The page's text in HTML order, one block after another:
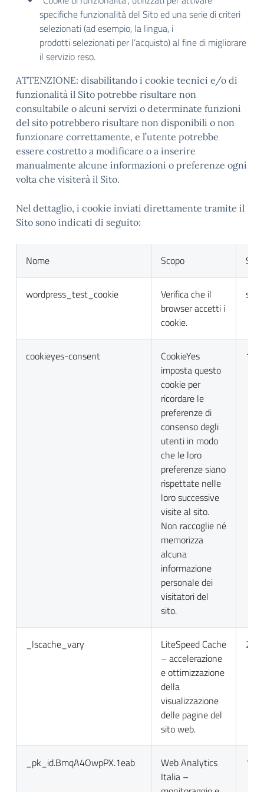
specifiche funzionalità del Sito ed una serie di criteri
selezionati (ad esempio, la lingua, i
prodotti selezionati per l’acquisto) al fine di migliorare
il servizio reso.
ATTENZIONE: disabilitando i cookie tecnici e/o di
funzionalità il Sito potrebbe risultare non
consultabile o alcuni servizi o determinate funzioni
del sito potrebbero risultare non disponibili o non
funzionare correttamente, e l’utente potrebbe
essere costretto a modificare o a inserire
manualmente alcune informazioni o preferenze ogni
volta che visiterà il Sito.
Nel dettaglio, i cookie inviati direttamente tramite il
Sito sono indicati di seguito:
Nome Scopo
wordpress_test_cookie
Verifica che il
browser accetti i
cookie.
cookieyes-consent
CookieYes
imposta questo
cookie per
ricordare le
preferenze di
consenso degli
utenti in modo
che le loro
preferenze siano
rispettate nelle
loro successive
visite al sito.
Non raccoglie né
memorizza
alcuna
informazione
personale dei
visitatori del
sito.
1
_lscache_vary
LiteSpeed Cache
– accelerazione
e ottimizzazione
della
visualizzazione
delle pagine del
sito web.
2
_pk_id.BmqA4OwpPX.1eab
Web Analytics
Italia –
13